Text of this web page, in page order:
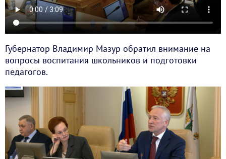
Губернатор Владимир Мазур обратил внимание на
вопросы воспитания школьников и подготовки
педагогов.